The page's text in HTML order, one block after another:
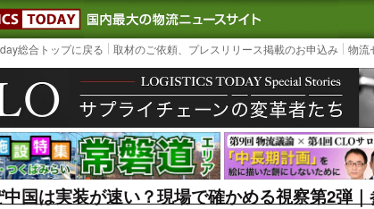
LOGISTICS TODAY｜国内最大の物流ニュー
総合トップに戻る 取材のご依頼、プレスリリース掲載のお申込み 物流
国は実装が速い？現場で確かめる視察第2弾